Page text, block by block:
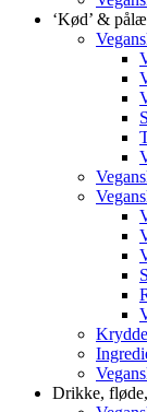
‘Kød’ &
Drikke,